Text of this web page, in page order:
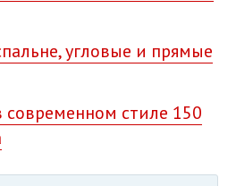
угловые и прямые
современном стиле 150